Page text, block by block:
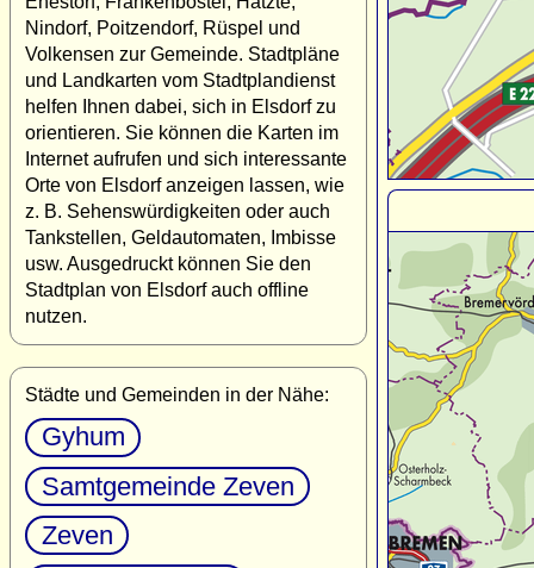
Nindorf, Poitzendorf, Rüspel und
Volkensen zur Gemeinde. Stadtpläne
und Landkarten vom Stadtplandienst
helfen Ihnen dabei, sich in Elsdorf zu
orientieren. Sie können die Karten im
Internet aufrufen und sich interessante
Orte von Elsdorf anzeigen lassen, wie
z. B. Sehenswürdigkeiten oder auch
Tankstellen, Geldautomaten, Imbisse
usw. Ausgedruckt können Sie den
Stadtplan von Elsdorf auch offline
nutzen.
Städte und Gemeinden in der Nähe:
Gyhum
Samtgemeinde Zeven
Zeven